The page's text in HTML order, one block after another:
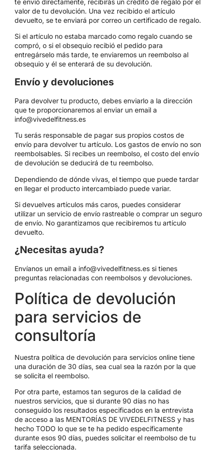
te envió directamente, recibirás un crédito de regalo por el
valor de tu devolución. Una vez recibido el artículo
devuelto, se te enviará por correo un certificado de regalo.
Si el artículo no estaba marcado como regalo cuando se
compró, o si el obsequio recibió el pedido para
entregárselo más tarde, te enviaremos un reembolso al
obsequio y él se enterará de su devolución.
Envío y devoluciones
Para devolver tu producto, debes enviarlo a la dirección
que te proporcionaremos al enviar un email a
info@vivedelfitness.es
Tu serás responsable de pagar sus propios costos de
envío para devolver tu artículo. Los gastos de envío no son
reembolsables. Si recibes un reembolso, el costo del envío
de devolución se deducirá de tu reembolso.
Dependiendo de dónde vivas, el tiempo que puede tardar
en llegar el producto intercambiado puede variar.
Si devuelves artículos más caros, puedes considerar
utilizar un servicio de envío rastreable o comprar un seguro
de envío. No garantizamos que recibiremos tu artículo
devuelto.
¿Necesitas ayuda?
Envíanos un email a info@vivedelfitness.es si tienes
preguntas relacionadas con reembolsos y devoluciones.
Política de devolución
para servicios de
consultoría
Nuestra política de devolución para servicios online tiene
una duración de 30 días, sea cual sea la razón por la que
se solicita el reembolso.
Por otra parte, estamos tan seguros de la calidad de
nuestros servicios, que si durante 90 días no has
conseguido los resultados especificados en la entrevista
de acceso a las MENTORÍAS DE VIVEDELFITNESS y has
hecho TODO lo que se te ha pedido específicamente
durante esos 90 días, puedes solicitar el reembolso de tu
tarifa seleccionada.